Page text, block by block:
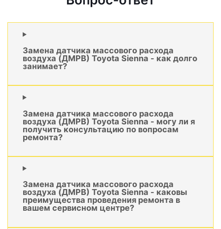
Замена датчика массового расхода
воздуха (ДМРВ) Toyota Sienna - как долго
занимает?
Замена датчика массового расхода
воздуха (ДМРВ) Toyota Sienna - могу ли я
получить консультацию по вопросам
ремонта?
Замена датчика массового расхода
воздуха (ДМРВ) Toyota Sienna - каковы
преимущества проведения ремонта в
вашем сервисном центре?